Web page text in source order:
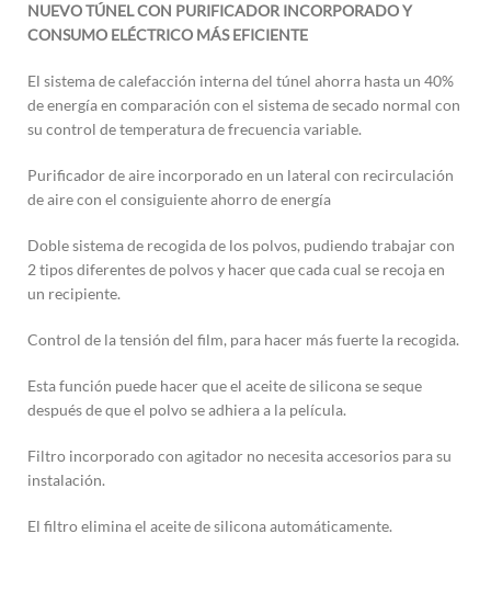
NUEVO TÚNEL CON PURIFICADOR INCORPORADO Y
CONSUMO ELÉCTRICO MÁS EFICIENTE
El sistema de calefacción interna del túnel ahorra hasta un 40%
de energía en comparación con el sistema de secado normal con
su control de temperatura de frecuencia variable.
Purificador de aire incorporado en un lateral con recirculación
de aire con el consiguiente ahorro de energía
Doble sistema de recogida de los polvos, pudiendo trabajar con
2 tipos diferentes de polvos y hacer que cada cual se recoja en
un recipiente.
Control de la tensión del film, para hacer más fuerte la recogida.
Esta función puede hacer que el aceite de silicona se seque
después de que el polvo se adhiera a la película.
Filtro incorporado con agitador no necesita accesorios para su
instalación.
El filtro elimina el aceite de silicona automáticamente.